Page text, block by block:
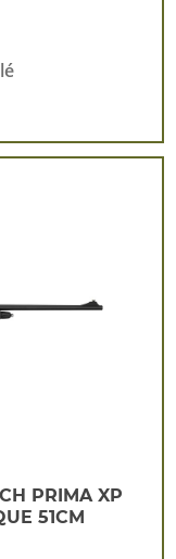
PRIMA XP
51CM